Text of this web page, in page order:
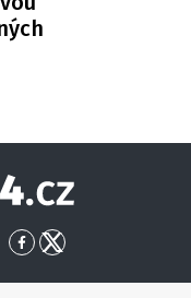
Globe24
Přejít
Facebook
Přejít
X